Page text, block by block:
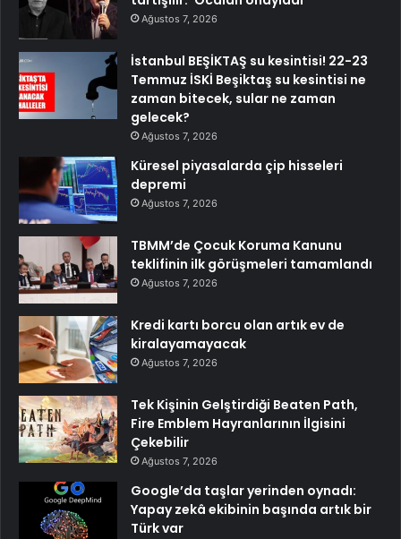
Ağustos 7, 2026
İstanbul BEŞİKTAŞ su kesintisi! 22-23
Temmuz İSKİ Beşiktaş su kesintisi ne
zaman bitecek, sular ne zaman
gelecek?
Ağustos 7, 2026
Küresel piyasalarda çip hisseleri
depremi
Ağustos 7, 2026
TBMM’de Çocuk Koruma Kanunu
teklifinin ilk görüşmeleri tamamlandı
Ağustos 7, 2026
Kredi kartı borcu olan artık ev de
kiralayamayacak
Ağustos 7, 2026
Tek Kişinin Gelştirdiği Beaten Path,
Fire Emblem Hayranlarının İlgisini
Çekebilir
Ağustos 7, 2026
Google’da taşlar yerinden oynadı:
Yapay zekâ ekibinin başında artık bir
Türk var